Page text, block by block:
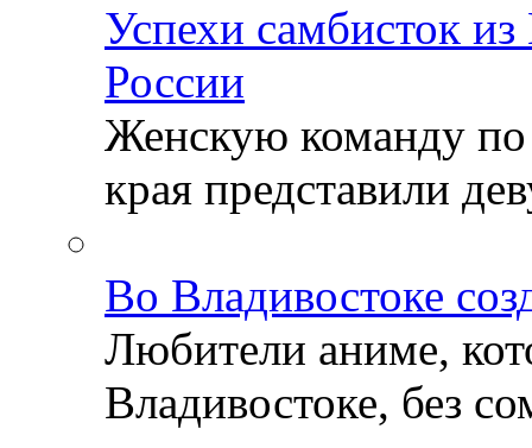
Успехи самбисток
России
Женскую команду
края представили
Во Владивостоке
Любители аниме,
Владивостоке, без